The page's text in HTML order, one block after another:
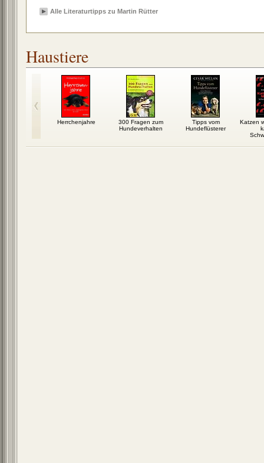
Alle Literaturtipps zu Martin Rütter
Haustiere
Herrchenjahre
300 Fragen zum
Hundeverhalten
Tipps vom
Hundeflüsterer
Katzen